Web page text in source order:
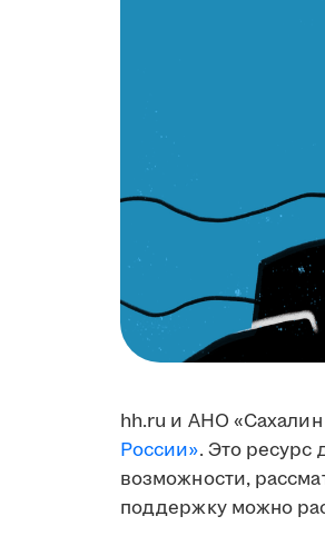
hh.ru и АНО
России». Это ресурс
возможности,
поддержку можно